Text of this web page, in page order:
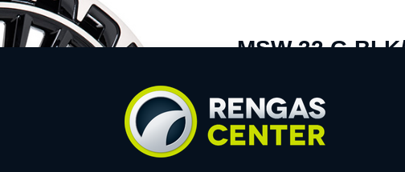
MSW 32
EAN:8027529218336
Tällä tuotteella ei ole